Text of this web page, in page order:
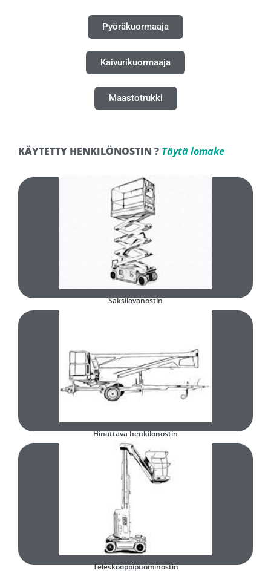
Pyöräkuormaaja
Kaivurikuormaaja
Maastotrukki
KÄYTETTY HENKILÖNOSTIN ? Täytä lomake
Saksilavanostin
Minkä tyyppinen käytetty saksilavanostin olisi teille sopiva?
Täytä ja lähetä lomake
Hinattava henkilönostin
Minkä tyyppinen käytetty hinattava henkilönostin olisi teille sopiva?
Täytä ja lähetä lomake
Teleskooppipuominostin
Minkä tyyppinen käytetty teleskooppipuominostin olisi teille sopiva?
Täytä ja lähetä lomake